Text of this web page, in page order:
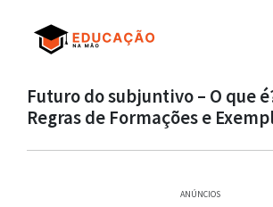
Futuro do subjuntivo – O que
Regras de Formações e
ANÚNCIOS